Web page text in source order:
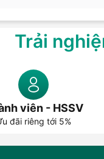
Trải
viên - HSSV
đãi riêng tới 5%